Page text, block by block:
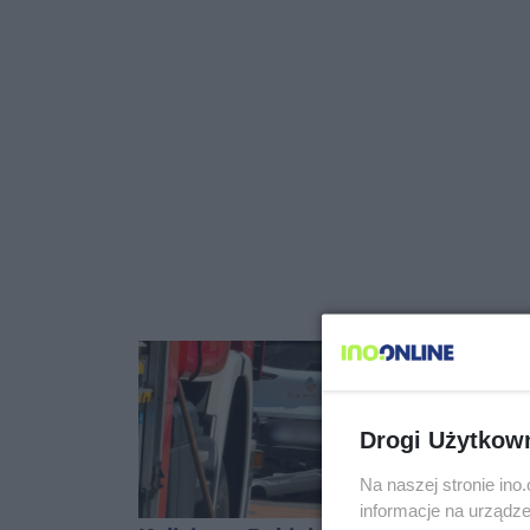
Drogi
Na naszej stronie
informacje na